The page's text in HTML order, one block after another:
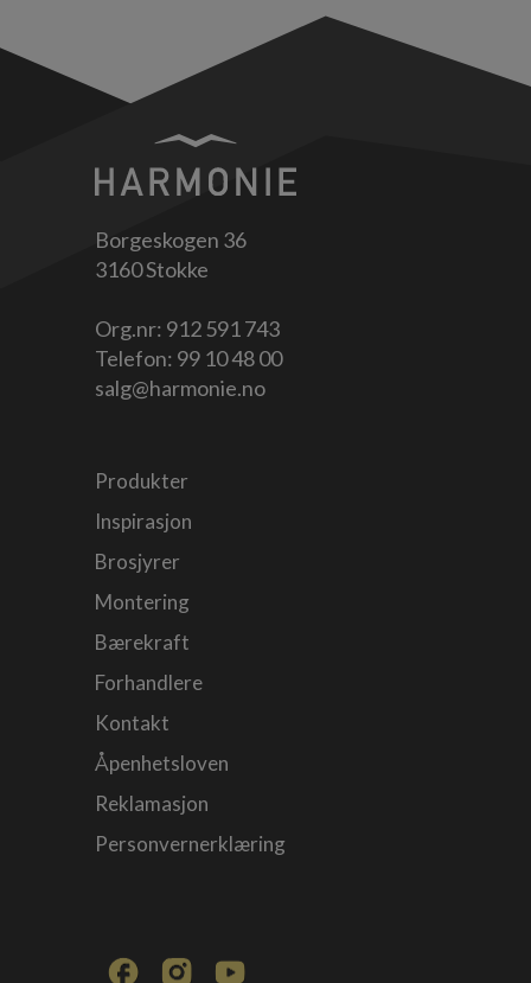
Borgeskogen 36
3160 Stokke
Org.nr: 912 591 743
Telefon: 99 10 48 00
salg@harmonie.no
Produkter
Inspirasjon
Brosjyrer
Montering
Bærekraft
Forhandlere
Kontakt
Åpenhetsloven
Reklamasjon
Personvernerklæring